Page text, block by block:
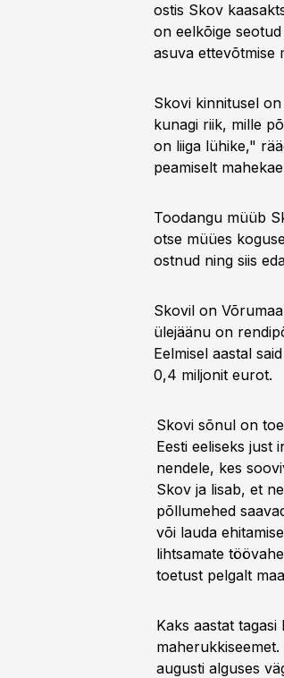
ostis Skov
on eelkõige
asuva ettevõtmise
Skovi kinnitusel
kunagi riik, mille
on liiga lühike,"
peamiselt
Toodangu müüb
otse müües
ostnud ning siis
Skovil on
ülejäänu on
Eelmisel aastal
0,4 miljonit eurot.
Skovi sõnul on
Eesti eeliseks just
nendele, kes
Skov ja lisab, et
põllumehed
või lauda
lihtsamate
toetust pelgalt
Kaks aastat
augusti alguses